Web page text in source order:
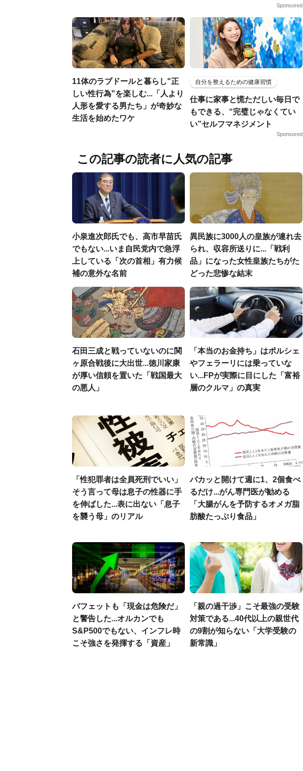
Sponsored
11体のラブドールと暮らし"正
しい性行為"を楽しむ...「人より
人形を愛する男たち」が奇妙な
生活を始めたワケ
自分を整えるための健康習慣
仕事に家事と慌ただしい毎日で
もできる、“完璧じゃなくてい
い”セルフマネジメント
Sponsored
この記事の読者に人気の記事
小泉進次郎氏でも、高市早苗氏
でもない...いま自民党内で急浮
上している「次の首相」有力候
補の意外な名前
異民族に3000人の皇族が連れ去
られ、収容所送りに...「戦利
品」になった女性皇族たちがた
どった悲惨な結末
石田三成と戦っていないのに関
ヶ原合戦後に大出世...徳川家康
が厚い信頼を置いた「戦国最大
の悪人」
「本当のお金持ち」はポルシェ
やフェラーリには乗っていな
い...FPが実際に目にした「富裕
層のクルマ」の真実
「性犯罪者は全員死刑でいい」
そう言って母は息子の性器に手
を伸ばした...表に出ない「息子
を襲う母」のリアル
パカッと開けて週に1、2個食べ
るだけ...がん専門医が勧める
「大腸がんを予防するオメガ脂
肪酸たっぷり食品」
バフェットも「現金は危険だ」
と警告した...オルカンでも
S&P500でもない、インフレ時
こそ強さを発揮する「資産」
「親の過干渉」こそ最強の受験
対策である...40代以上の親世代
の9割が知らない「大学受験の
新常識」